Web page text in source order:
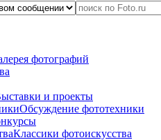
фотографий
и проекты
Обсуждение фототехники
Классики фотоискусства